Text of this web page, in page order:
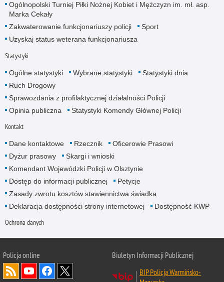
Ogólnopolski Turniej Piłki Nożnej Kobiet i Mężczyzn im. mł. asp.
Marka Cekały
Zakwaterowanie funkcjonariuszy policji
Sport
Uzyskaj status weterana funkcjonariusza
Statystyki
Ogólne statystyki Wybrane statystyki
Statystyki dnia
Ruch Drogowy
Sprawozdania z profilaktycznej działalności Policji
Opinia publiczna
Statystyki Komendy Głównej Policji
Kontakt
Dane kontaktowe Rzecznik
Oficerowie Prasowi
Dyżur prasowy
Skargi i wnioski
Komendant Wojewódzki Policji w Olsztynie
Dostęp do informacji publicznej
Petycje
Zasady zwrotu kosztów stawiennictwa świadka
Deklaracja dostępności strony internetowej
Dostępność KWP
Ochrona danych
Policja online
Biuletyn Informacji Publicznej
BIP Policja Warmińsko-